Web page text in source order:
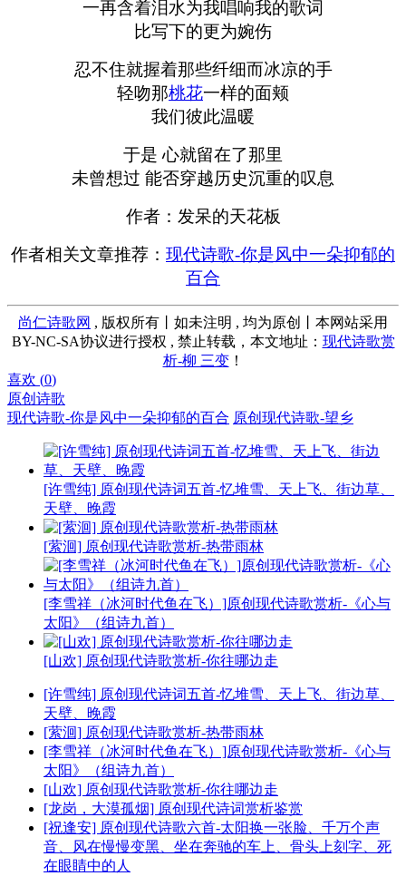
一再含着泪水为我唱响我的歌词
比写下的更为婉伤
忍不住就握着那些纤细而冰凉的手
轻吻那桃花一样的面颊
我们彼此温暖
于是 心就留在了那里
未曾想过 能否穿越历史沉重的叹息
作者：发呆的天花板
作者相关文章推荐： 现代诗歌-你是风中一朵抑郁的
百合
尚仁诗歌网 , 版权所有丨如未注明 , 均为原创丨本网站采用
BY-NC-SA协议进行授权 , 禁止转载，本文地址： 现代诗歌赏
析-柳 三变！
喜欢 (0)
原创诗歌
现代诗歌-你是风中一朵抑郁的百合 原创现代诗歌-望乡
[许雪纯] 原创现代诗词五首-忆堆雪、天上飞、街边草、
天壁、晚霞
[萦洄] 原创现代诗歌赏析-热带雨林
[李雪祥（冰河时代鱼在飞）]原创现代诗歌赏析-《心与
太阳》（组诗九首）
[山欢] 原创现代诗歌赏析-你往哪边走
[许雪纯] 原创现代诗词五首-忆堆雪、天上飞、街边草、
天壁、晚霞
[萦洄] 原创现代诗歌赏析-热带雨林
[李雪祥（冰河时代鱼在飞）]原创现代诗歌赏析-《心与
太阳》（组诗九首）
[山欢] 原创现代诗歌赏析-你往哪边走
[龙岗，大漠孤烟] 原创现代诗词赏析鉴赏
[祝逢安] 原创现代诗歌六首-太阳换一张脸、千万个声
音、风在慢慢变黑、坐在奔驰的车上、骨头上刻字、死
在眼睛中的人